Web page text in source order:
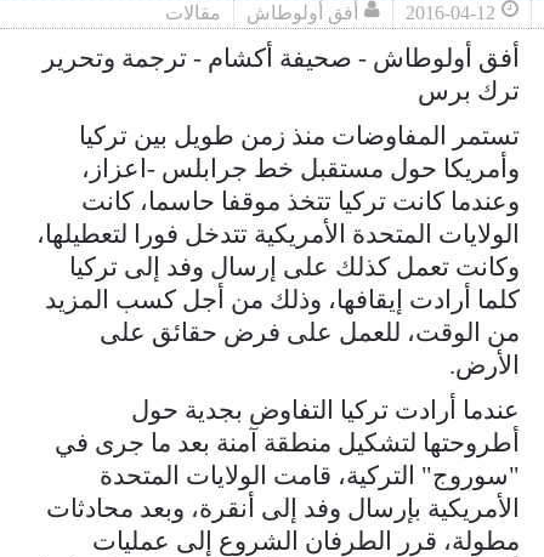
2016-04-12 أفق أولوطاش مقالات
أفق أولوطاش - صحيفة أكشام - ترجمة وتحرير
ترك برس
تستمر المفاوضات منذ زمن طويل بين تركيا
وأمريكا حول مستقبل خط جرابلس -اعزاز،
وعندما كانت تركيا تتخذ موقفا حاسما، كانت
الولايات المتحدة الأمريكية تتدخل فورا لتعطيلها،
وكانت تعمل كذلك على إرسال وفد إلى تركيا
كلما أرادت إيقافها، وذلك من أجل كسب المزيد
من الوقت، للعمل على فرض حقائق على
الأرض.
عندما أرادت تركيا التفاوض بجدية حول
أطروحتها لتشكيل منطقة آمنة بعد ما جرى في
"سوروج" التركية، قامت الولايات المتحدة
الأمريكية بإرسال وفد إلى أنقرة، وبعد محادثات
مطولة، قرر الطرفان الشروع إلى عمليات